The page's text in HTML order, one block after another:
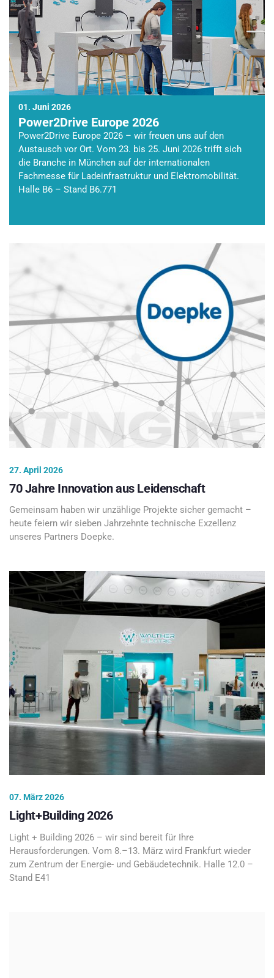
01. Juni 2026
Power2Drive Europe 2026
Power2Drive Europe 2026 – wir freuen uns auf den
Austausch vor Ort. Vom 23. bis 25. Juni 2026 trifft sich
die Branche in München auf der internationalen
Fachmesse für Ladeinfrastruktur und Elektromobilität.
Halle B6 – Stand B6.771
27. April 2026
70 Jahre Innovation aus Leidenschaft
Gemeinsam haben wir unzählige Projekte sicher gemacht –
heute feiern wir sieben Jahrzehnte technische Exzellenz
unseres Partners Doepke.
07. März 2026
Light+Building 2026
Light + Building 2026 – wir sind bereit für Ihre
Herausforderungen. Vom 8.–13. März wird Frankfurt wieder
zum Zentrum der Energie- und Gebäudetechnik. Halle 12.0 –
Stand E41